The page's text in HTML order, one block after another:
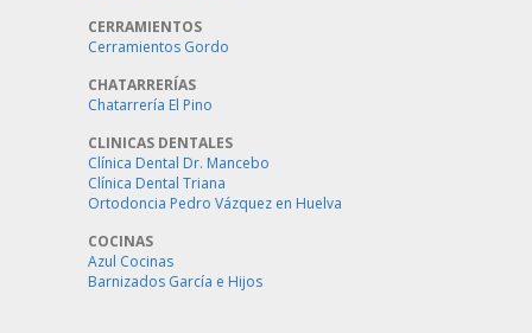
CERRAMIENTOS
Cerramientos Gordo
CHATARRERÍAS
Chatarrería El Pino
CLINICAS DENTALES
Clínica Dental Dr. Mancebo
Clínica Dental Triana
Ortodoncia Pedro Vázquez en Huelva
COCINAS
Azul Cocinas
Barnizados García e Hijos